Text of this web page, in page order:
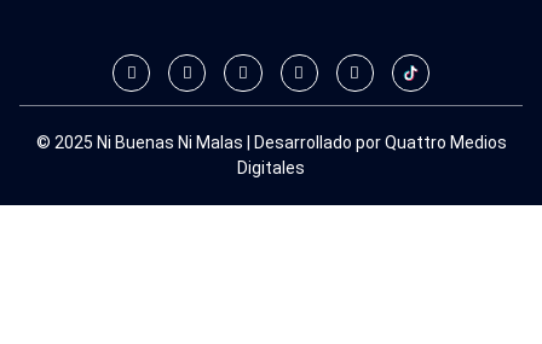
© 2025 Ni Buenas Ni Malas | Desarrollado por Quattro Medios
Digitales